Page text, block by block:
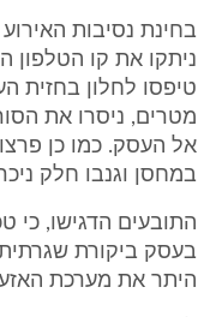
בחינת נסיבות
ניתקו את קו הטלפון
טיפסו לחלון בחזית
מטרים, ניסרו את
אל העסק. כמו כן
במחסן וגנבו חלק
היתר את מערכת